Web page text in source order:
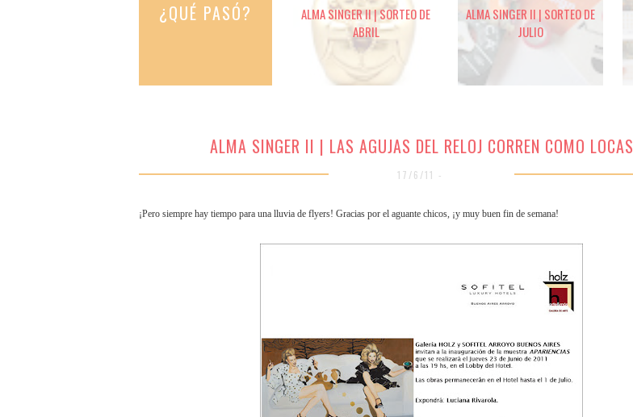
¿QUÉ PASÓ?
ALMA SINGER II | SORTEO DE
ABRIL
ALMA SINGER II | SORTEO DE
JULIO
ALMA SINGER II | LAS AGUJAS DEL RELOJ CORREN COMO LOCAS
17/6/11 -
¡Pero siempre hay tiempo para una lluvia de flyers! Gracias por el aguante chicos, ¡y muy buen fin de semana!